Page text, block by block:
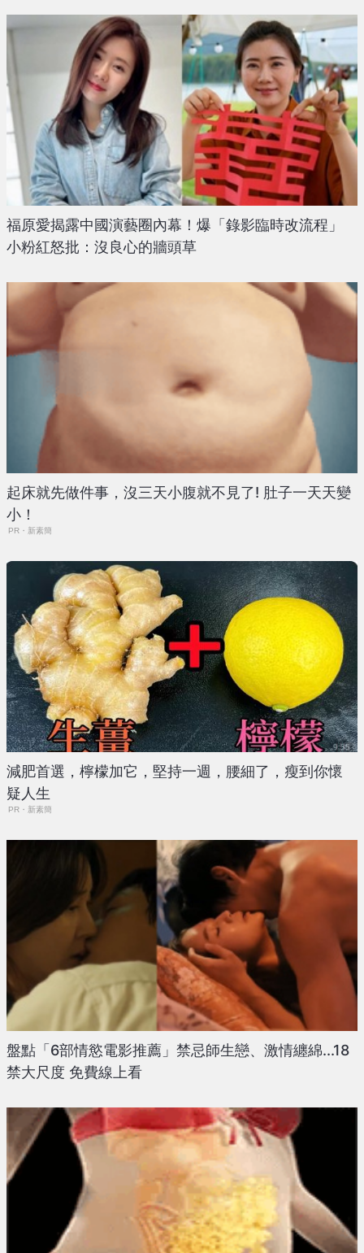
福原愛揭露中國演藝圈內幕！爆「錄影臨時改流程」
小粉紅怒批：沒良心的牆頭草
起床就先做件事，沒三天小腹就不見了! 肚子一天天變
小！
PR・新素簡
減肥首選，檸檬加它，堅持一週，腰細了，瘦到你懷
疑人生
PR・新素簡
盤點「6部情慾電影推薦」禁忌師生戀、激情纏綿...18
禁大尺度 免費線上看